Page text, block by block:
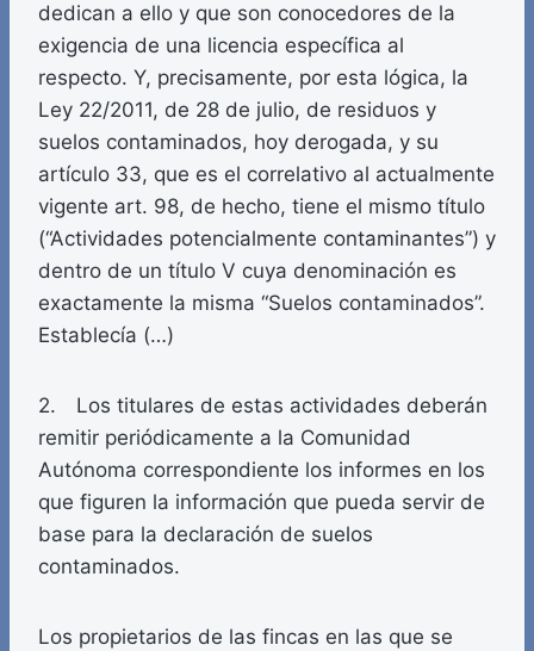
dedican a ello y que son conocedores de la
exigencia de una licencia específica al
respecto. Y, precisamente, por esta lógica, la
Ley 22/2011, de 28 de julio, de residuos y
suelos contaminados, hoy derogada, y su
artículo 33, que es el correlativo al actualmente
vigente art. 98, de hecho, tiene el mismo título
(“Actividades potencialmente contaminantes”) y
dentro de un título V cuya denominación es
exactamente la misma “Suelos contaminados”.
Establecía (…)
2. Los titulares de estas actividades deberán
remitir periódicamente a la Comunidad
Autónoma correspondiente los informes en los
que figuren la información que pueda servir de
base para la declaración de suelos
contaminados.
Los propietarios de las fincas en las que se